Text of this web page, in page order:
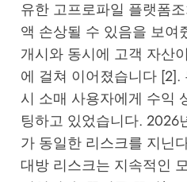
유한 고프로파일 플랫폼
액 손상될 수 있음을 보
개시와 동시에 고객 자산
에 걸쳐 이어졌습니다
시 소매 사용자에게 수익
팅하고 있었습니다. 2026
가 동일한 리스크를 지닌
대방 리스크는 지속적인